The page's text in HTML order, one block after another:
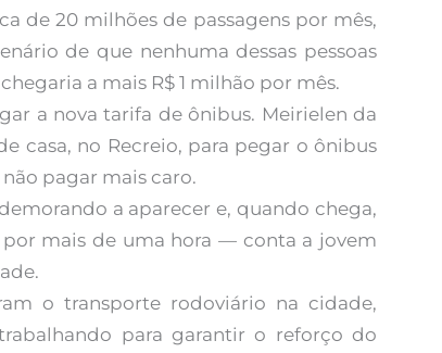
de 20 milhões de passagens por mês,
de que nenhuma dessas pessoas
a mais R$ 1 milhão por mês.
a nova tarifa de ônibus. Meirielen da
casa, no Recreio, para pegar o ônibus
pagar mais caro.
a aparecer e, quando chega,
mais de uma hora — conta a jovem
o transporte rodoviário na cidade,
para garantir o reforço do